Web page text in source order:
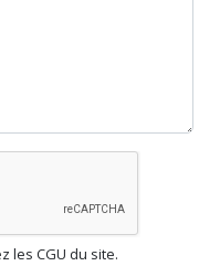
les CGU du site.